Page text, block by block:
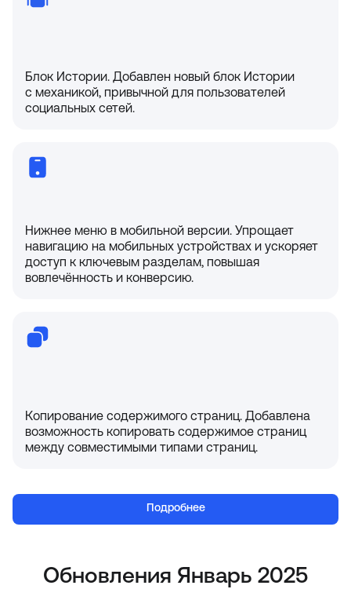
Блок Истории. Добавлен новый блок Истории
с механикой, привычной для пользователей
социальных сетей.
Нижнее меню в мобильной версии. Упрощает
навигацию на мобильных устройствах и ускоряет
доступ к ключевым разделам, повышая
вовлечённость и конверсию.
Копирование содержимого страниц. Добавлена
возможность копировать содержимое страниц
между совместимыми типами страниц.
Подробнее
Обновления Январь 2025